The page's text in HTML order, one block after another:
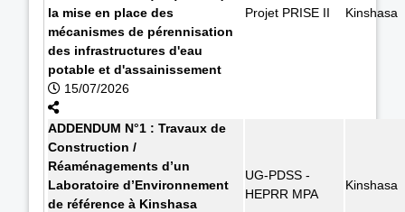
la mise en place des
mécanismes de pérennisation
des infrastructures d'eau
potable et d'assainissement
15/07/2026
Projet PRISE II Kinshasa
ADDENDUM N°1 : Travaux de
Construction /
Réaménagements d’un
Laboratoire d’Environnement
de référence à Kinshasa
UG-PDSS -
HEPRR MPA
Kinshasa